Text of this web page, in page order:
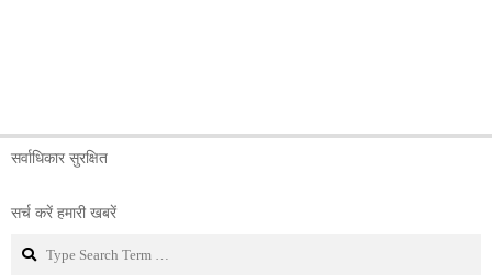
सर्वाधिकार सुरक्षित
सर्च करें हमारी खबरें